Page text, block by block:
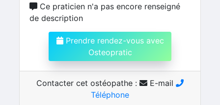
Ce praticien n'a pas encore renseigné
de description
Prendre rendez-vous avec
Osteopratic
Contacter cet ostéopathe :
E-mail
Téléphone